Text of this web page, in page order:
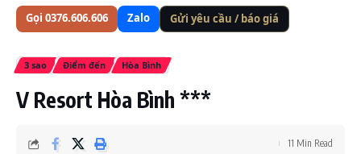
Gọi 0376.606.606 Zalo Gửi yêu cầu / báo giá
3 sao Điểm đến Hòa Bình
V Resort Hòa Bình ***
11 Min Read